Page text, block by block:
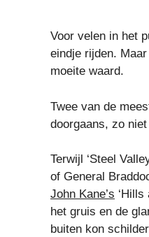
Voor velen in het
eindje rijden.
moeite waard.
Twee van de
doorgaans, zo
Terwijl ‘Steel
of General
John Kane’s
het gruis en de
buiten kon